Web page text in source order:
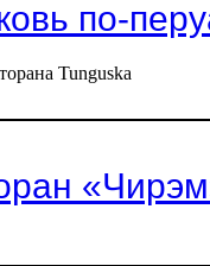
по-
Tunguska